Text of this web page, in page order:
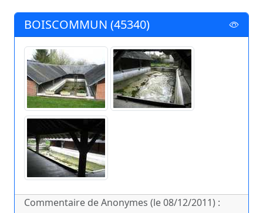
BOISCOMMUN (45340)
Commentaire de Anonymes (le 08/12/2011) :